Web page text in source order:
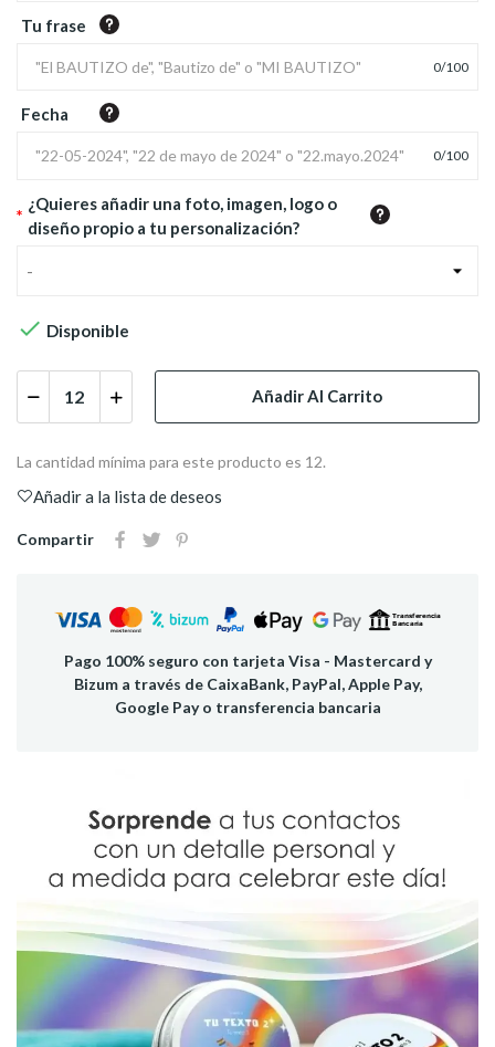
Tu frase
0/100
Fecha
0/100
*
¿Quieres añadir una foto, imagen, logo o
diseño propio a tu personalización?
-
 Disponible
Añadir Al Carrito
La cantidad mínima para este producto es 12.
Añadir a la lista de deseos
Compartir
Pago 100% seguro con tarjeta Visa - Mastercard y
Bizum a través de CaixaBank, PayPal, Apple Pay,
Google Pay o transferencia bancaria